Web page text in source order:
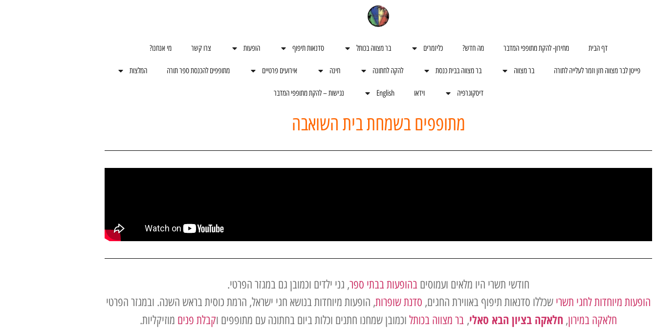
דף הבית מחירון- להקת מתופפי המדבר מה חדש? כליזמרים בר מצווה בכותל סדנאות תיפוף הופעות צרו קשר מי אנחנו?
פייטן לבר מצווה חזן וזמר לעלייה לתורה בר מצווה בר מצווה בבית כנסת להקה לחתונה חינה אירועים פרטיים מתופפים להכנסת ספר תורה המלצות
דיסקוגרפיה וידאו English נגישות – להקת מתופפי המדבר
מתופפים בשמחת בית השואבה
חודשי תשרי היו מלאים ועמוסים בהופעות בבתי ספר, גני ילדים וכמובן גם במגזר הפרטי.
הופעות מיוחדות לחגי תשרי שכללו סדנאות תיפוף באווירת החגים, סדנת שופרות, הופעות מיוחדות בנושא חגי ישראל, הרמת כוסית בראש השנה. ובמגזר הפרטי
חלאקה במירון, חלאקה בציון הבא סאלי, בר מצווה בכותל וכמובן שמחנו חתנים וכלות ביום בחתונה עם מתופפים וקבלת פנים מוזיקליות.